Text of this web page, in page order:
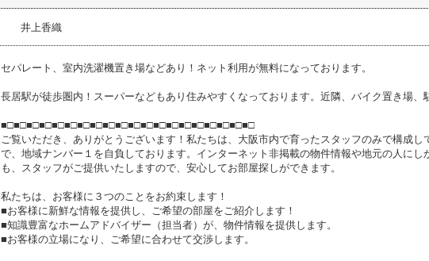
井上香織
セパレート、室内洗濯機置き場などあり！ネット利用が無料になっております。
長居駅が徒歩圏内！スーパーなどもあり住みやすくなっております。近隣、バイク置き場、
■□■□■□■□■□■□■□■□■□■□■□■□■□■□■□■□■□■□■□■□
ご覧いただき、ありがとうございます！私たちは、大阪市内で育ったスタッフのみで構成
で、地域ナンバー１を自負しております。インターネット非掲載の物件情報や地元の人に
も、スタッフがご提供いたしますので、安心してお部屋探しができます。
私たちは、お客様に３つのことをお約束します！
■お客様に新鮮な情報を提供し、ご希望の部屋をご紹介します！
■知識豊富なホームアドバイザー（担当者）が、物件情報を提供します。
■お客様の立場になり、ご希望に合わせて交渉します。